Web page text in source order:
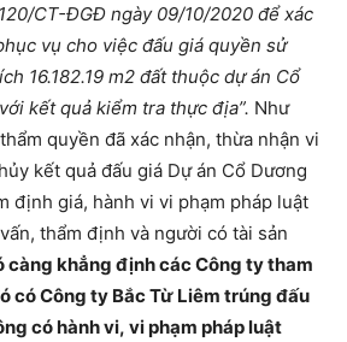
CT-ĐGĐ ngày 09/10/2020 để xác
vụ cho việc đấu giá quyền sử
16.182.19 m2 đất thuộc dự án Cổ
kết quả kiểm tra thực địa”. Như
quyền đã xác nhận, thừa nhận vi
kết quả đấu giá Dự án Cổ Dương
định giá, hành vi vi phạm pháp luật
thẩm định và người có tài sản
càng khẳng định các Công ty tham
có Công ty Bắc Từ Liêm trúng đấu
có hành vi, vi phạm pháp luật